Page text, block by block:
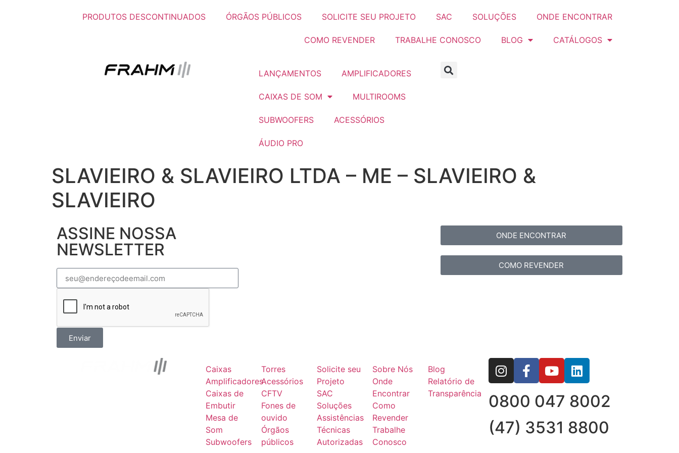
PRODUTOS DESCONTINUADOS ÓRGÃOS PÚBLICOS SOLICITE SEU PROJETO SAC SOLUÇÕES ONDE ENCONTRAR
COMO REVENDER TRABALHE CONOSCO BLOG CATÁLOGOS
LANÇAMENTOS AMPLIFICADORES
CAIXAS DE SOM MULTIROOMS
SUBWOOFERS ACESSÓRIOS
ÁUDIO PRO
SLAVIEIRO & SLAVIEIRO LTDA – ME – SLAVIEIRO &
SLAVIEIRO
ASSINE NOSSA
NEWSLETTER
Enviar
ONDE ENCONTRAR
COMO REVENDER
Caixas
Amplificadores
Caixas de
Embutir
Mesa de
Som
Subwoofers
Torres
Acessórios
CFTV
Fones de
ouvido
Órgãos
públicos
Solicite seu
Projeto
SAC
Soluções
Assistências
Técnicas
Autorizadas
Sobre Nós
Onde
Encontrar
Como
Revender
Trabalhe
Conosco
Blog
Relatório de
Transparência
0800 047 8002
(47) 3531 8800